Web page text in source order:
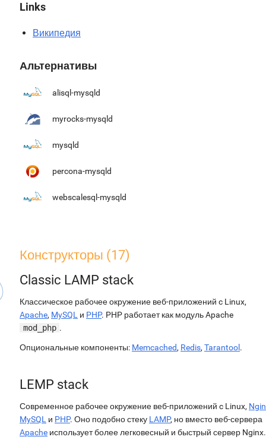
Links
Википедия
Альтернативы
alisql-mysqld
myrocks-mysqld
mysqld
percona-mysqld
webscalesql-mysqld
Конструкторы (17)
Classic LAMP stack
Классическое рабочее окружение веб-приложений c Linux,
Apache, MySQL и PHP. PHP работает как модуль Apache
mod_php .
Опциональные компоненты: Memcached, Redis, Tarantool .
LEMP stack
Современное рабочее окружение веб-приложений c Linux,
MySQL и PHP. Оно подобно стеку LAMP, но вместо веб-сервера
Apache использует более легковесный и быстрый сервер Nginx.